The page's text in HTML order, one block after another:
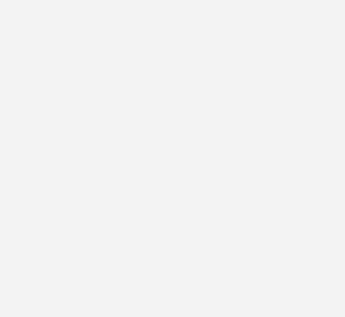
der Schiedsklausel in dem bilateralen
zwischen den Niederlanden und der
ausdrücklich damit begründet, dass das
Union geschlossen wurde.
unmittelbar nur für Schiedsklauseln in
Bezug auf ECT-Schiedsverfahren eine
sich die grundsätzlichen Erwägungen der
durchaus auch auf Schiedsverfahren nach
übertragen lassen. Die Europäische